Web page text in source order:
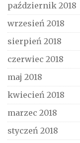
październik 2018
wrzesień 2018
sierpień 2018
czerwiec 2018
maj 2018
kwiecień 2018
marzec 2018
styczeń 2018